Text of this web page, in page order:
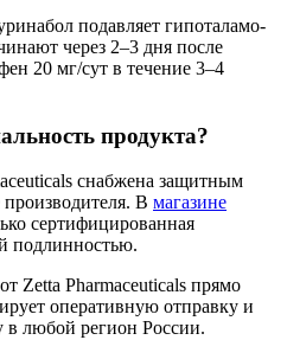
подавляет гипоталамо-
через 2–3 дня после
20 мг/сут в течение 3–4
продукта?
снабжена защитным
В магазине
сертифицированная
подлинностью.
Zetta Pharmaceuticals прямо
оперативную отправку и
в любой регион России.